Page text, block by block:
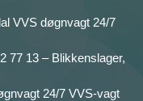
VVS døgnvagt 24/7
77 13 – Blikkenslager,
24/7 VVS-vagt